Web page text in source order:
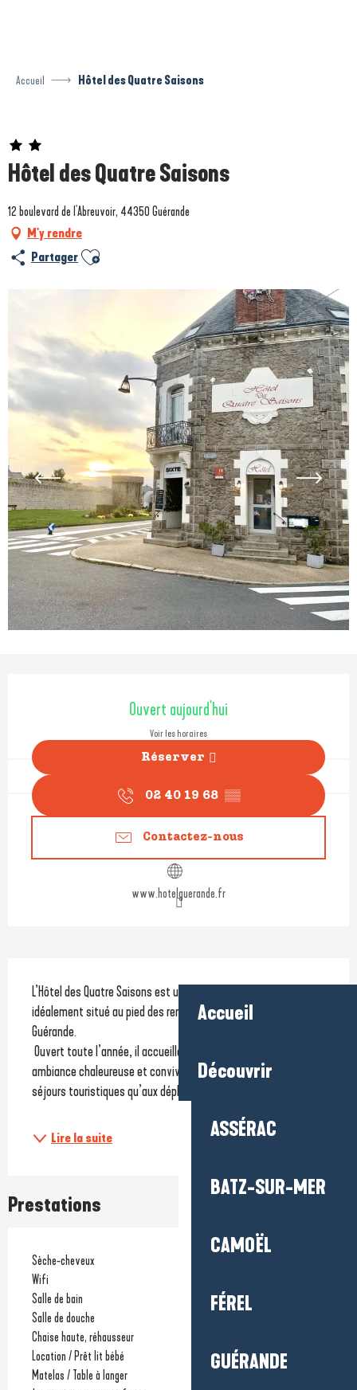
Accueil
Découvrir
ASSÉRAC
BATZ-SUR-MER
CAMOËL
FÉREL
GUÉRANDE
Accueil Hôtel des Quatre Saisons
Hôtel des Quatre Saisons
Prestataire engagé dans une démarche environnementale
12 boulevard de l'Abreuvoir, 44350 Guérande
M'y rendre
Partager Ajouter aux favoris
Ouverture et coordonnées
Ouvert aujourd'hui
Voir les horaires
Réserver
02 40 19 68 ▒▒
Contactez-nous
www.hotelguerande.fr
Description
L’Hôtel des Quatre Saisons est un établissement 2 étoiles
idéalement situé au pied des remparts de la cité médiévale de
Guérande.
ambiance chaleureuse et conviviale, adaptée aussi bien aux
séjours touristiques qu’aux déplacements...
Lire la suite
Prestations
Sèche-cheveux
Wifi
Salle de bain
Salle de douche
Chaise haute, réhausseur
Location / Prêt lit bébé
Matelas / Table à langer